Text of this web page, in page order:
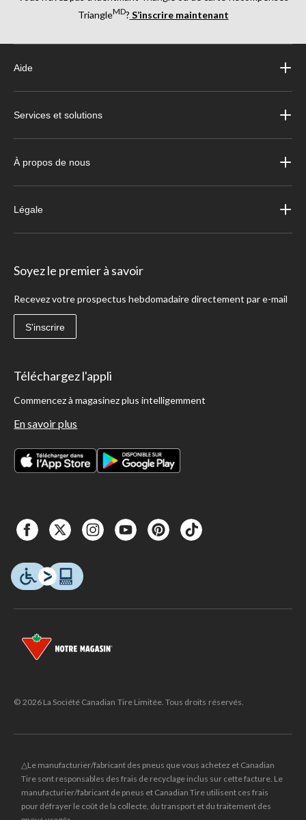
TriangleMD? S’inscrire maintenant
Aide
Services et solutions
À propos de nous
Légale
Soyez le premier à savoir
Recevez votre prospectus hebdomadaire directement par e-mail
S'inscrire
Téléchargez l'appli
Commencez à magasinez plus intelligemment
En savoir plus
© 2026 La Société Canadian Tire Limitée. Tous droits réservés.
△Le manufacturier/fabricant des pneus que vous achetez et Canadian
Tire sont responsables des frais de recyclage inclus sur cette facture. Le
manufacturier/fabricant de pneus et Canadian Tire utilisent ces frais
pour défrayer le coût de la collecte, du transport et du traitement des